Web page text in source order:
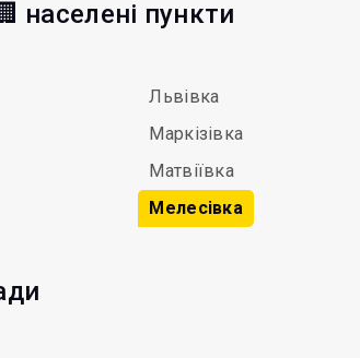
населені пункти
Львівка
Маркізівка
Матвіївка
Мелесівка